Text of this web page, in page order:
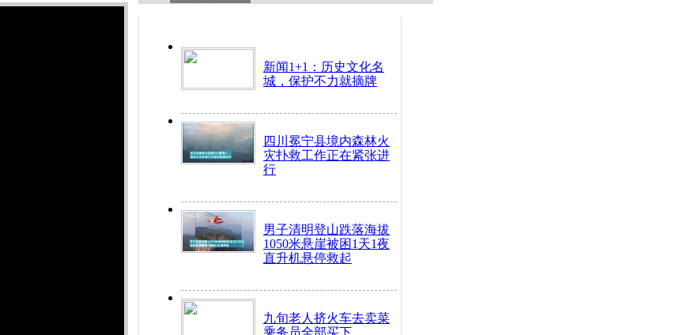
新闻1+1：历史文化名
城，保护不力就摘牌
四川冕宁县境内森林火
灾扑救工作正在紧张进
行
男子清明登山跌落海拔
1050米悬崖被困1天1夜
直升机悬停救起
九旬老人挤火车去卖菜
乘务员全部买下